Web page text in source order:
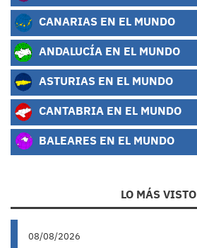
CANARIAS EN EL MUNDO
ANDALUCÍA EN EL MUNDO
ASTURIAS EN EL MUNDO
CANTABRIA EN EL MUNDO
BALEARES EN EL MUNDO
LO MÁS VISTO
08/08/2026